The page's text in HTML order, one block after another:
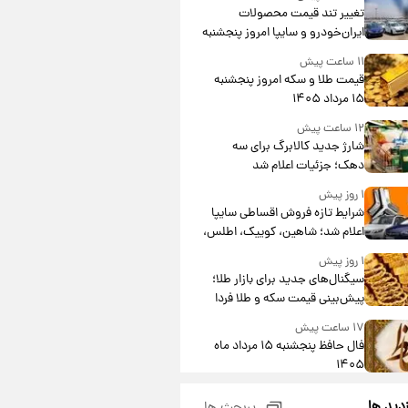
تغییر تند قیمت محصولات
ایران‌خودرو و سایپا امروز پنجشنبه
۱۵ مرداد ۱۴۰۵ +جدول
۱۱ ساعت پیش
قیمت طلا و سکه امروز پنجشنبه
۱۵ مرداد ۱۴۰۵
۱۲ ساعت پیش
شارژ جدید کالابرگ برای سه
دهک؛ جزئیات اعلام شد
۱ روز پیش
شرایط تازه فروش اقساطی سایپا
اعلام شد؛ شاهین، کوییک، اطلس،
سهند و ساینا با اقساط بلندمدت +
جدول۱ روز پیش
سیگنال‌های جدید برای بازار طلا؛
پیش‌بینی قیمت سکه و طلا فردا
۱۷ ساعت پیش
فال حافظ پنجشنبه ۱۵ مرداد ماه
۱۴۰۵